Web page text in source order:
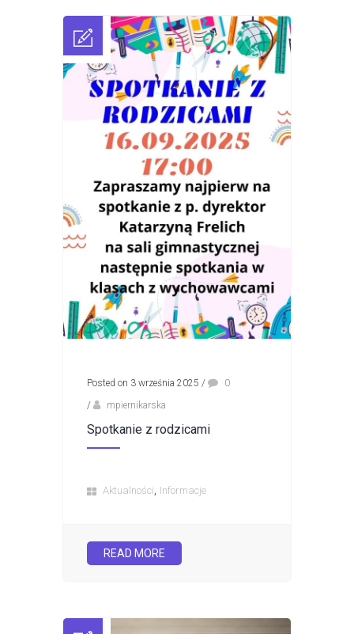
Posted on 3 września 2025 /
0
/
mpiernikarska
Spotkanie z rodzicami
Aktualności Informacje
READ MORE